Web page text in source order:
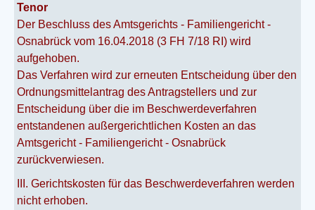
Tenor
Der Beschluss des Amtsgerichts - Familiengericht -
Osnabrück vom 16.04.2018 (3 FH 7/18 RI) wird
aufgehoben.
Das Verfahren wird zur erneuten Entscheidung über den
Ordnungsmittelantrag des Antragstellers und zur
Entscheidung über die im Beschwerdeverfahren
entstandenen außergerichtlichen Kosten an das
Amtsgericht - Familiengericht - Osnabrück
zurückverwiesen.
III. Gerichtskosten für das Beschwerdeverfahren werden
nicht erhoben.